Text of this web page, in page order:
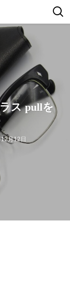
ス pullを
月12日